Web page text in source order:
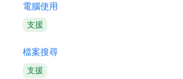
電腦使用
支援
檔案搜尋
支援